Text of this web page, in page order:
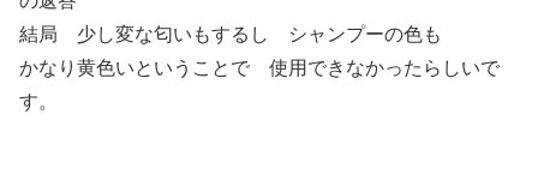
結局 少し変な匂いもするし シャンプーの色も
かなり黄色いということで 使用できなかったらしいで
す。